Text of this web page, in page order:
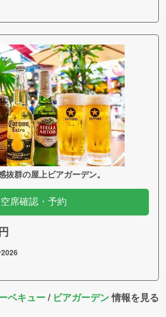
群の屋上ビアガーデン。
空席確認・予約
ベキュー/ ビアガーデン情報を見る